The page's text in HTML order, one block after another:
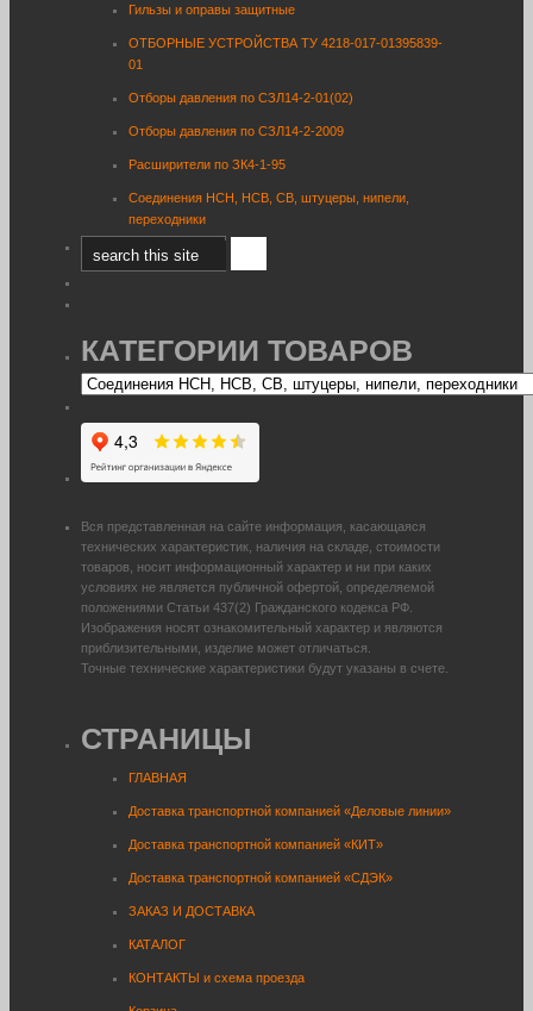
Гильзы и оправы защитные
ОТБОРНЫЕ УСТРОЙСТВА ТУ 4218-017-01395839-
01
Отборы давления по СЗЛ14-2-01(02)
Отборы давления по СЗЛ14-2-2009
Расширители по ЗК4-1-95
Соединения НСН, НСВ, СВ, штуцеры, нипели,
переходники
КАТЕГОРИИ ТОВАРОВ
Вся представленная на сайте информация, касающаяся
технических характеристик, наличия на складе, стоимости
товаров, носит информационный характер и ни при каких
условиях не является публичной офертой, определяемой
положениями Статьи 437(2) Гражданского кодекса РФ.
Изображения носят ознакомительный характер и являются
приблизительными, изделие может отличаться.
Точные технические характеристики будут указаны в счете.
СТРАНИЦЫ
ГЛАВНАЯ
Доставка транспортной компанией «Деловые линии»
Доставка транспортной компанией «КИТ»
Доставка транспортной компанией «СДЭК»
ЗАКАЗ И ДОСТАВКА
КАТАЛОГ
КОНТАКТЫ и схема проезда